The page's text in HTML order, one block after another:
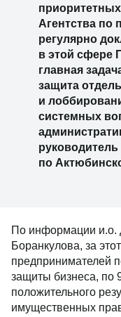
Агентства по
регулярно
в этой сфере
главная
защита
и
системных
по
По информации и.о.
Боранкулова, за
предпринимателей
защиты бизнеса, по
положительного
имущественных